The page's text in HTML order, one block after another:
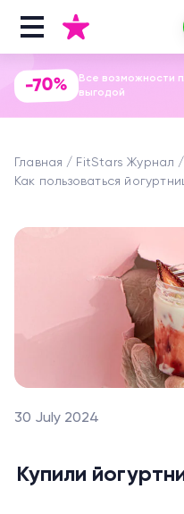
-70%
Все возможности
выгодой
Главная FitStars Журнал
Как пользоваться
30 July 2024
Купили